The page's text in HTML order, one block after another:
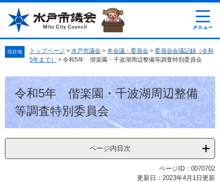
ペ
先
頭
す
メ
を
飛
し
文
現在地 トップページ > 水戸市議会 > 本会議・委員会 > 委員会会議記録（令和
5年まで）
> 令和5年 偕楽園・千波湖周辺整備等調査特別委員会
令和5年 偕楽園・千波湖周辺整備
等調査特別委員会
ページ内目次
ページID：0070702
更新日：2023年4月1日更新